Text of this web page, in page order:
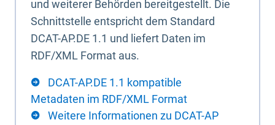
und weiterer Behörden bereitgestellt. Die
Schnittstelle entspricht dem Standard
DCAT-AP.DE 1.1 und liefert Daten im
RDF/XML Format aus.
DCAT-AP.DE 1.1 kompatible
Metadaten im RDF/XML Format
Weitere Informationen zu DCAT-AP